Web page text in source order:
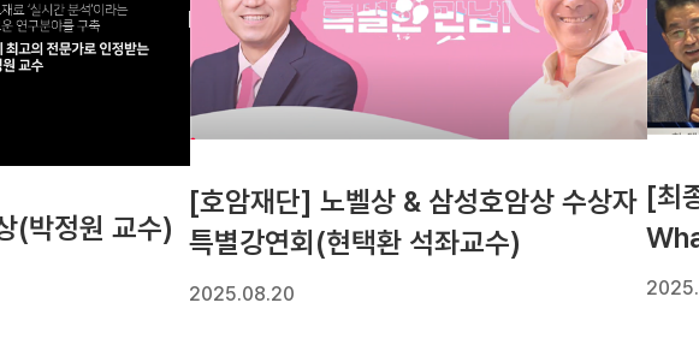
(박정원 교수)
[호암재단] 노벨상 & 삼성호암상 수상자
특별강연회(현택환 석좌교수)
2025.08.20
[최